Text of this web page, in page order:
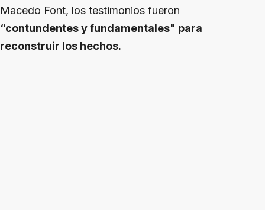
Macedo Font, los testimonios fueron
“contundentes y fundamentales" para
reconstruir los hechos.